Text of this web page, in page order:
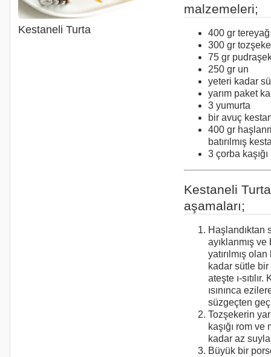
Kestaneli Turta
malzemeleri;
400 gr tereyağ
300 gr
75 gr
250 gr un
yeteri kadar
yarım paket
3 yumurta
bir avuç
400 gr
batırılmış
3 çorba kaşığı
Kestaneli
aşamaları;
Haşlandıktan
ayıklanmış
yatırılmış
kadar sütle
ateşte ı-
ısınınca
süzgeçten
Tozşekerin
kaşığı rom
kadar az
Büyük bir